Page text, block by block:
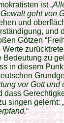
ist „
geht von
und
und
Götzen
Bedeutung zu
in diesem
vor Gott und
dass
singen gelernt: „
“